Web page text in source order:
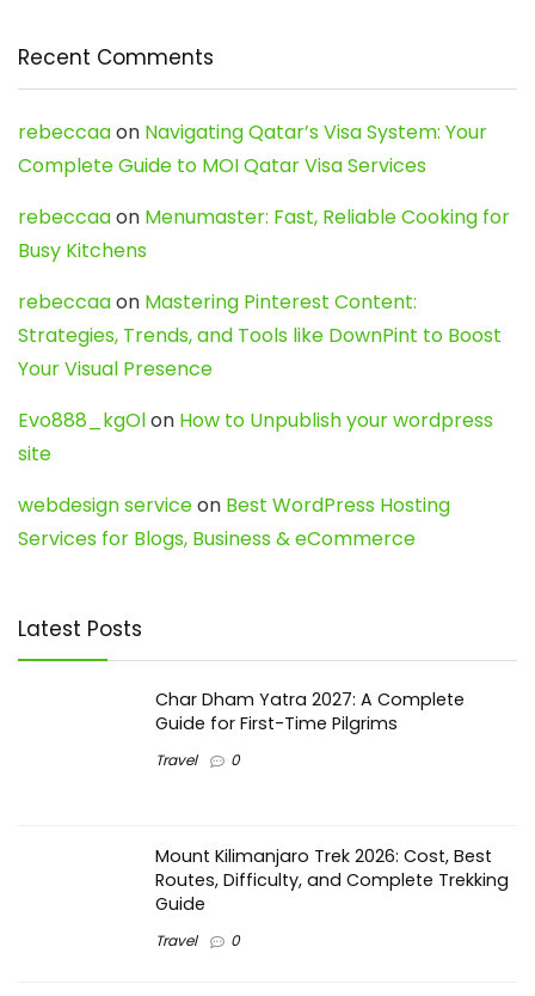
Recent Comments
rebeccaaon Navigating Qatar’s Visa System: Your
Complete Guide to MOI Qatar Visa Services
rebeccaaon Menumaster: Fast, Reliable Cooking for
Busy Kitchens
rebeccaaon Mastering Pinterest Content:
Strategies, Trends, and Tools like DownPint to Boost
Your Visual Presence
Evo888_kgOlon How to Unpublish your wordpress
site
webdesign serviceon Best WordPress Hosting
Services for Blogs, Business & eCommerce
Latest Posts
Char Dham Yatra 2027: A Complete
Guide for First-Time Pilgrims
Travel 0
Mount Kilimanjaro Trek 2026: Cost, Best
Routes, Difficulty, and Complete Trekking
Guide
Travel 0